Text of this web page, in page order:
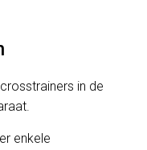
in de
enkele